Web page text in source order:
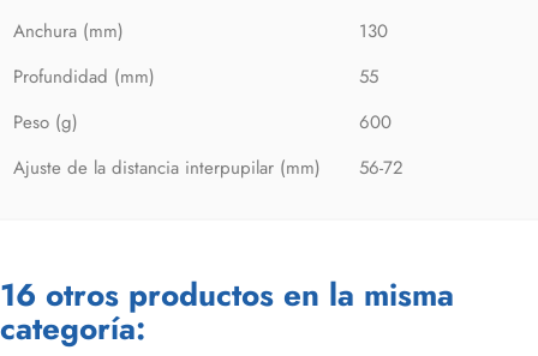
Anchura (mm)
130
Profundidad (mm)
55
Peso (g)
600
Ajuste de la distancia interpupilar (mm)
56-72
16 otros productos en la misma
categoría: